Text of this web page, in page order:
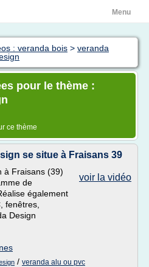
Menu
: veranda bois > veranda
pour le thème :
ce thème
se situe à Fraisans 39
voir la vidéo
à Fraisans (39)
de
également
fenêtres,
Design
/ veranda alu ou pvc